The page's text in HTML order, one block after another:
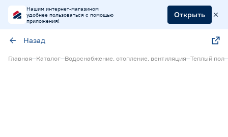
Нашим интернет-магазином
удобнее пользоваться с помощью
приложения!
Открыть
Назад
Главная Каталог Водоснабжение, отопление, вентиляция Теплый пол